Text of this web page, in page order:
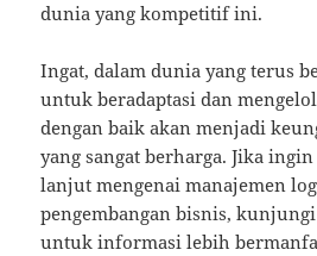
dunia yang kompetitif ini.
Ingat, dalam dunia yang terus
untuk beradaptasi dan
dengan baik akan menjadi
yang sangat berharga. Jika
lanjut mengenai manajemen
pengembangan bisnis,
untuk informasi lebih